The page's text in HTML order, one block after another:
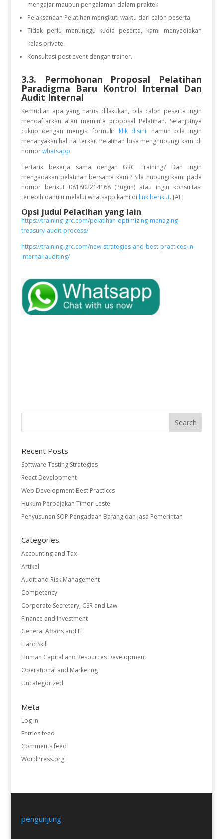
mengajar maupun pengalaman dalam praktek.
Pelaksanaan Pelatihan mengikuti waktu dari calon peserta.
Tidak perlu menunggu kuota peserta, kami menyediakan
kelas private.
Konsultasi post event dengan trainer.
3.3. Permohonan Proposal Pelatihan
Paradigma Baru Kontrol Internal Dan
Audit Internal
Kemudian apa yang harus dilakukan, bila calon peserta ingin
mendaftarkan atau meminta proposal Pelatihan. Selanjutnya
cukup dengan mengisi formulir klik disini. namun bila ingin
menanyakan hal hal terkait Pelatihan bisa menghubungi kami di
nomor whatsapp.
Tertarik bekerja sama dengan GRC Training? Dan ingin
mengadakan pelatihan bersama kami? Sila hubungi kami pada
nomor berikut 081802214168 (Puguh) atau ingin konsultasi
terlebih dahulu melalui whatsapp kami di link berikut. [AL]
Opsi judul Pelatihan yang lain
https://training-grc.com/pelatihan-optimizing-managing-
treasury-audit-process/
https://training-grc.com/new-strategies-and-best-practices-in-
internal-auditing/
Recent Posts
Software Testing Strategies
React Development
Web Development Best Practices
Hukum Perpajakan Timor-Leste
Penyusunan SOP Pengadaan Barang dan Jasa Pemerintah
Categories
Accounting and Tax
Artikel
Audit and Risk Management
Competency
Corporate Secretary, CSR and Law
Finance and Investment
General Affairs and IT
Hard Skill
Human Capital and Resources Development
Operational and Marketing
Uncategorized
Meta
Log in
Entries feed
Comments feed
WordPress.org
pengunjung